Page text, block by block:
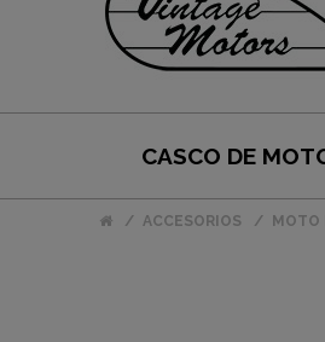
CASCO DE
ACCESORIOS MOTO